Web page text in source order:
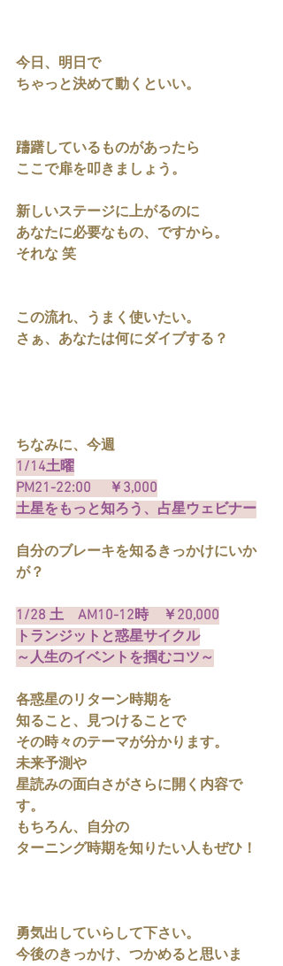
今日、明日で
ちゃっと決めて動くといい。
躊躇しているものがあったら
ここで扉を叩きましょう。
新しいステージに上がるのに
あなたに必要なもの、ですから。
それな 笑
この流れ、うまく使いたい。
さぁ、あなたは何にダイブする？
ちなみに、今週
1/14土曜
PM21-22:00 　￥3,000
土星をもっと知ろう、占星ウェビナー
自分のブレーキを知るきっかけにいか
が？
1/28 土　AM10-12時　￥20,000
トランジットと惑星サイクル
～人生のイベントを掴むコツ～
各惑星のリターン時期を
知ること、見つけることで
その時々のテーマが分かります。
未来予測や
星読みの面白さがさらに開く内容で
す。
もちろん、自分の
ターニング時期を知りたい人もぜひ！
勇気出していらして下さい。
今後のきっかけ、つかめると思いま